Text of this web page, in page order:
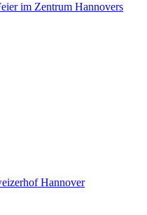
im Zentrum Hannovers